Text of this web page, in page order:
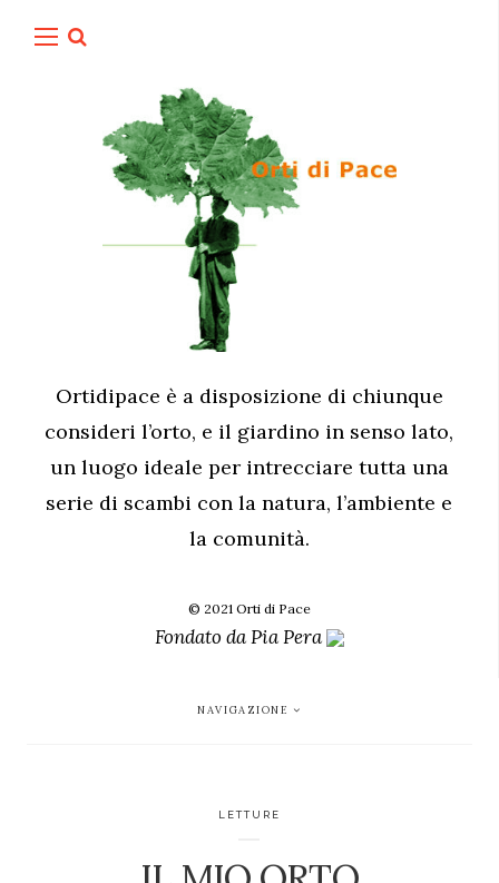
Ortidipace è a disposizione di chiunque
consideri l’orto, e il giardino in senso lato,
un luogo ideale per intrecciare tutta una
serie di scambi con la natura, l’ambiente e
la comunità.
© 2021 Orti di Pace
Fondato daPia Pera
NAVIGAZIONE
LETTURE